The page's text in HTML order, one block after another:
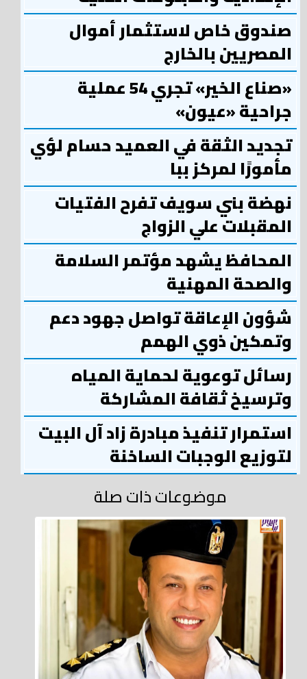
صندوق خاص لاستثمار أموال
المصريين بالخارج
«صناع الخير» تجري 54 عملية
جراحية «عيون»
تجديد الثقة في العميد حسام لؤي
مأمورًا لمركز ببا
نهضة بني سويف تفرح الفتيات
المقبلات علي الزواج
المحافظ يشهد مؤتمر السلامة
والصحة المهنية
شؤون الإعاقة تواصل جهود دعم
وتمكين ذوي الهمم
رسائل توعوية لحماية المياه
وترسيخ ثقافة المشاركة
استمرار تنفيذ مبادرة زاد آل البيت
لتوزيع الوجبات الساخنة
موضوعات ذات صلة